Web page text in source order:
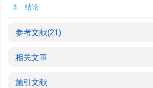
3. 结论
参考文献(21)
相关文章
施引文献